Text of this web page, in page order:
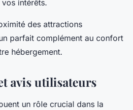
intérêts.
des attractions
parfait complément au confort
hébergement.
avis utilisateurs
un rôle crucial dans la